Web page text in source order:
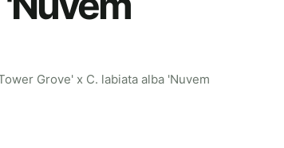
Grove' x C. labiata alba 'Nuvem